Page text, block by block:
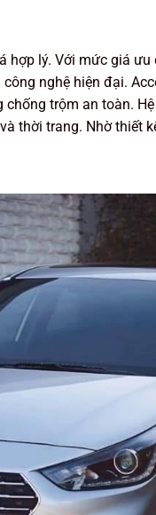
lý. Với mức giá
nghệ hiện đại.
trộm an toàn.
thời trang. Nhờ thiết